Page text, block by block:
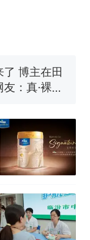
话劝弃考
边境，摩洛
投向移民引